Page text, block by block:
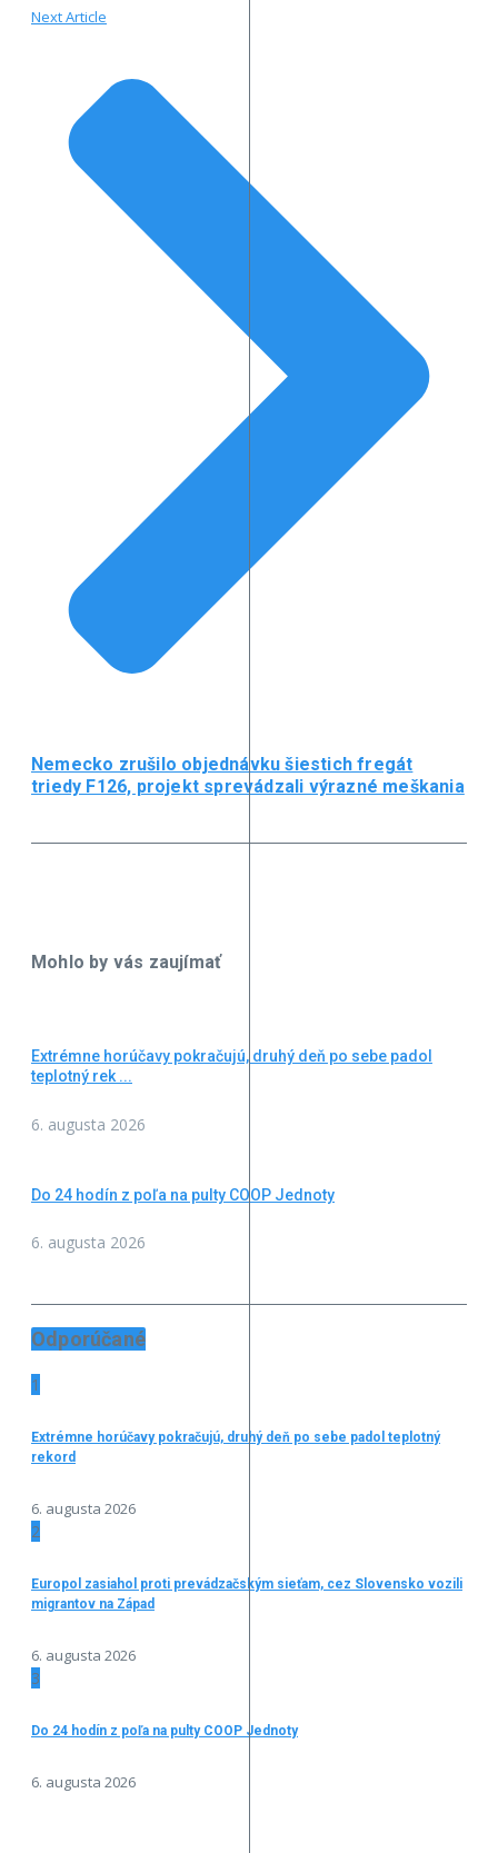
Next Article
Nemecko zrušilo objednávku šiestich fregát
triedy F126, projekt sprevádzali výrazné meškania
Mohlo by vás zaujímať
Extrémne horúčavy pokračujú, druhý deň po sebe padol
teplotný rek ...
6. augusta 2026
Do 24 hodín z poľa na pulty COOP Jednoty
6. augusta 2026
Odporúčané
1
Extrémne horúčavy pokračujú, druhý deň po sebe padol teplotný
rekord
6. augusta 2026
2
Europol zasiahol proti prevádzačským sieťam, cez Slovensko vozili
migrantov na Západ
6. augusta 2026
3
Do 24 hodín z poľa na pulty COOP Jednoty
6. augusta 2026